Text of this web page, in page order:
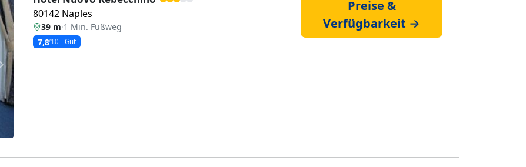
80142 Naples
39 m·1 Min. Fußweg
7,8/10 Gut
Preise &
Verfügbarkeit →